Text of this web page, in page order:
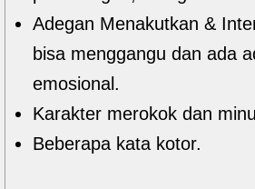
Adegan Menakutkan &
bisa menggangu dan ada
emosional.
Karakter merokok dan
Beberapa kata kotor.